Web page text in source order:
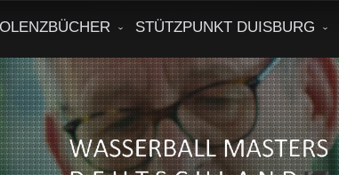
STÜTZPUNKT DUISBURG